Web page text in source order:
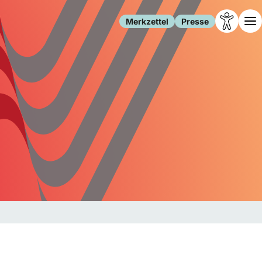
Merkzettel Presse
Leben
Familie
Freizeit
Gesundheit
Internet
Gesellschaft
Forschung
Migration
Polizei